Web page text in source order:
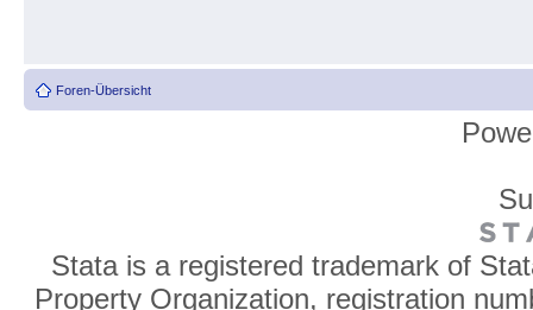
Foren-Übersicht
Stata is a registered trademark of
Property Organization, registration